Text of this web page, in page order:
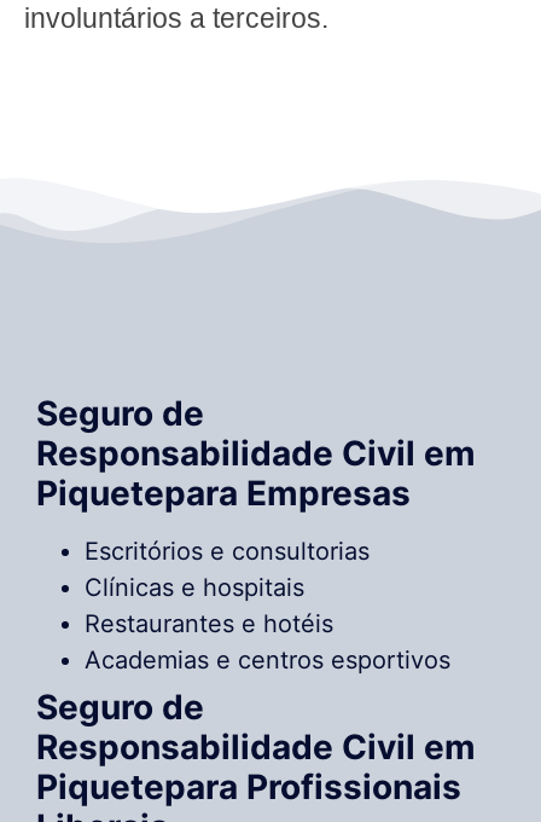
involuntários a terceiros.
Seguro de
Responsabilidade Civil em
Piquetepara Empresas
Escritórios e consultorias
Clínicas e hospitais
Restaurantes e hotéis
Academias e centros esportivos
Seguro de
Responsabilidade Civil em
Piquetepara Profissionais